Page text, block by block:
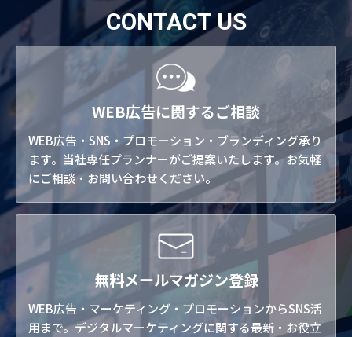
CONTACT US
WEB広告に関するご相談
WEB広告・SNS・プロモーション・ブランディング承り
ます。当社専任プランナーがご提案いたします。お気軽
にご相談・お問い合わせください。
無料メールマガジン登録
WEB広告・マーケティング・プロモーションからSNS活
用まで。デジタルマーケティングに関する最新・お役立